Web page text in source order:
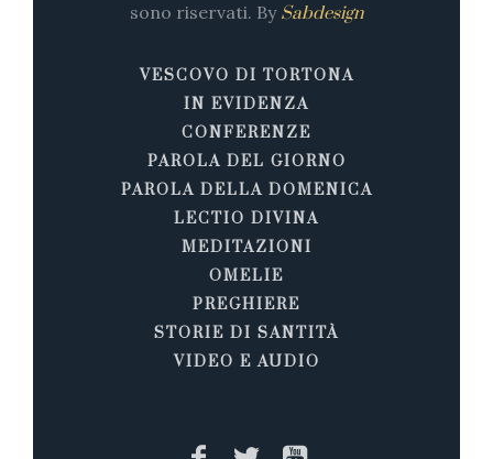
sono riservati. By Sabdesign
VESCOVO DI TORTONA
IN EVIDENZA
CONFERENZE
PAROLA DEL GIORNO
PAROLA DELLA DOMENICA
LECTIO DIVINA
MEDITAZIONI
OMELIE
PREGHIERE
STORIE DI SANTITÀ
VIDEO E AUDIO